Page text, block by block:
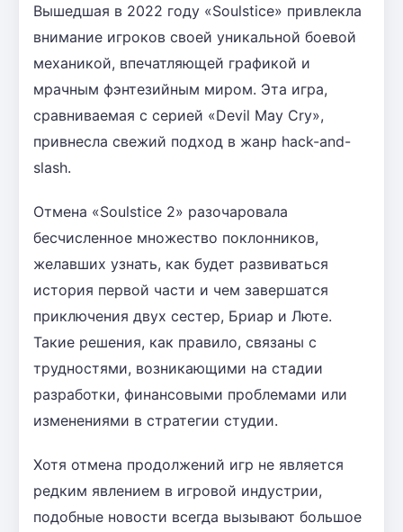
Вышедшая в 2022 году «Soulstice» привлекла
внимание игроков своей уникальной боевой
механикой, впечатляющей графикой и
мрачным фэнтезийным миром. Эта игра,
сравниваемая с серией «Devil May Cry»,
привнесла свежий подход в жанр hack-and-
slash.
Отмена «Soulstice 2» разочаровала
бесчисленное множество поклонников,
желавших узнать, как будет развиваться
история первой части и чем завершатся
приключения двух сестер, Бриар и Люте.
Такие решения, как правило, связаны с
трудностями, возникающими на стадии
разработки, финансовыми проблемами или
изменениями в стратегии студии.
Хотя отмена продолжений игр не является
редким явлением в игровой индустрии,
подобные новости всегда вызывают большое